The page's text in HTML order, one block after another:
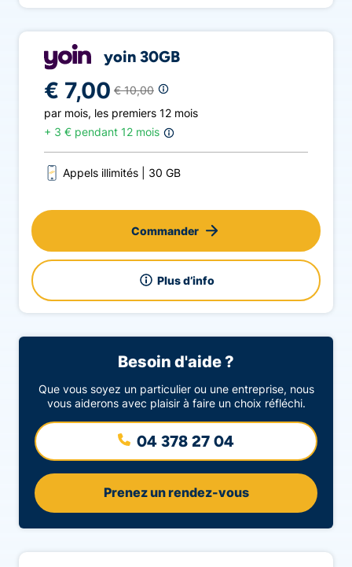
yoin 30GB
€ 7,00 € 10,00
par mois, les premiers 12 mois
+ 3 € pendant 12 mois
Appels illimités 30 GB
Plus d’info
Commander
Besoin d'aide ?
Que vous soyez un particulier ou une entreprise, nous
vous aiderons avec plaisir à faire un choix réfléchi.
04 378 27 04
Prenez un rendez-vous